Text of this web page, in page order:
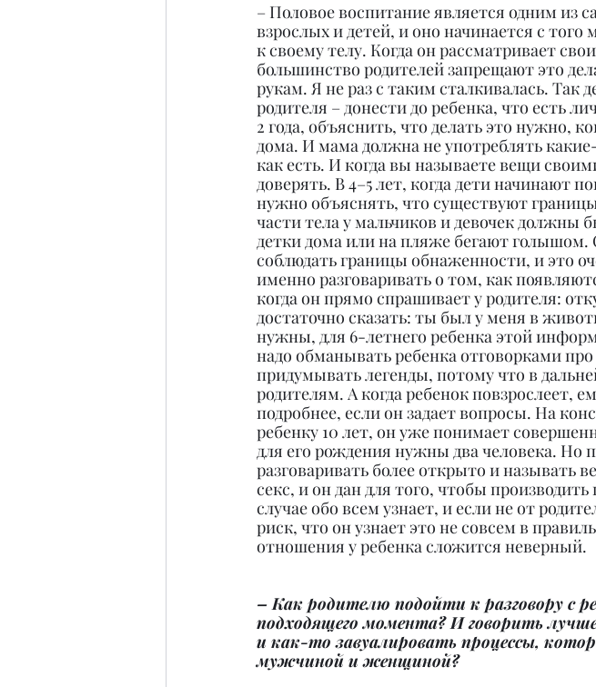
– Половое воспитание является одним из
взрослых и детей, и оно начинается с того
к своему телу. Когда он рассматривает
большинство родителей запрещают это
рукам. Я не раз с таким сталкивалась. Так
родителя – донести до ребенка, что есть
2 года, объяснить, что делать это нужно,
дома. И мама должна не употреблять
как есть. И когда вы называете вещи
доверять. В 4–5 лет, когда дети начинают
нужно объяснять, что существуют
части тела у мальчиков и девочек
детки дома или на пляже бегают голышом.
соблюдать границы обнаженности, и это
именно разговаривать о том, как
когда он прямо спрашивает у родителя:
достаточно сказать: ты был у меня в
нужны, для 6-летнего ребенка этой
надо обманывать ребенка отговорками
придумывать легенды, потому что в
родителям. А когда ребенок повзрослеет,
подробнее, если он задает вопросы. На
ребенку 10 лет, он уже понимает
для его рождения нужны два человека. Но
разговаривать более открыто и называть
секс, и он дан для того, чтобы
случае обо всем узнает, и если не от
риск, что он узнает это не совсем в
отношения у ребенка сложится неверный.
– Как родителю подойти к разговору с
подходящего момента? И говорить
и как-то завуалировать процессы,
мужчиной и женщиной?